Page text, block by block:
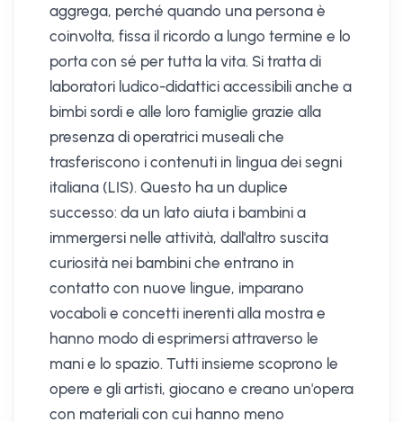
aggrega, perché quando una persona è
coinvolta, fissa il ricordo a lungo termine e lo
porta con sé per tutta la vita. Si tratta di
laboratori ludico-didattici accessibili anche a
bimbi sordi e alle loro famiglie grazie alla
presenza di operatrici museali che
trasferiscono i contenuti in lingua dei segni
italiana (LIS). Questo ha un duplice
successo: da un lato aiuta i bambini a
immergersi nelle attività, dall'altro suscita
curiosità nei bambini che entrano in
contatto con nuove lingue, imparano
vocaboli e concetti inerenti alla mostra e
hanno modo di esprimersi attraverso le
mani e lo spazio. Tutti insieme scoprono le
opere e gli artisti, giocano e creano un'opera
con materiali con cui hanno meno